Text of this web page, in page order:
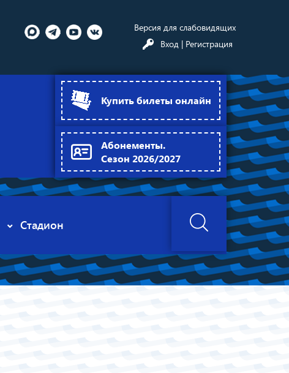
Версия для слабовидящих
Вход | Регистрация
Купить билеты онлайн
Абонементы.
Сезон 2026/2027
Стадион